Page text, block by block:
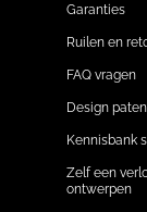
Garanties
Ruilen en
FAQ vragen
Design
Kennisbank
Zelf een
ontwerpen